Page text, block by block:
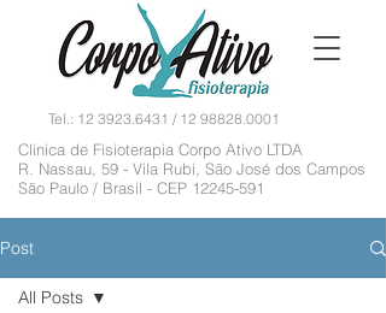
Tel.: 12 3923.6431 / 12 98828.0001
Clinica de Fisioterapia Corpo Ativo LTDA
R. Nassau, 59 - Vila Rubi, São José dos Campos
São Paulo / Brasil - CEP 12245-591
Post
All Posts